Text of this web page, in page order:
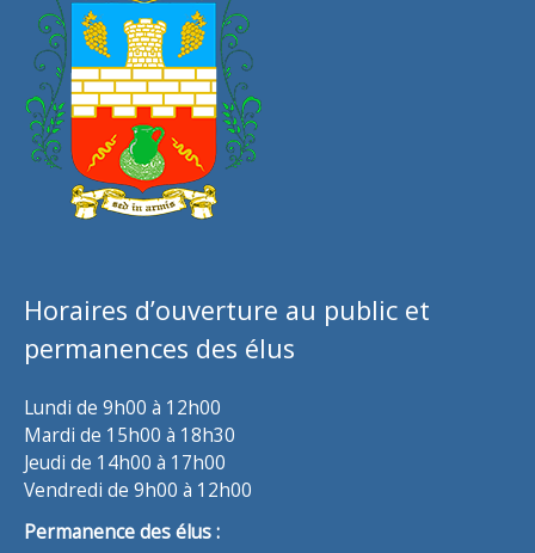
Horaires d’ouverture au public et
permanences des élus
Lundi de 9h00 à 12h00
Mardi de 15h00 à 18h30
Jeudi de 14h00 à 17h00
Vendredi de 9h00 à 12h00
Permanence des élus :